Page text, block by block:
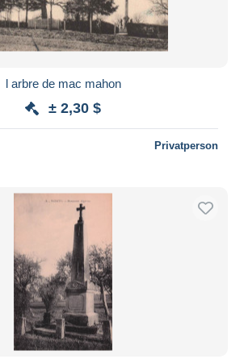
l arbre de mac mahon
± 2,30 $
Privatperson